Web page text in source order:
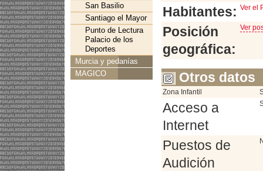
San Basilio
Santiago el Mayor
Punto de Lectura
Palacio de los
Deportes
Murcia y pedanías
MAGICO
Habitantes: Ver el
Posición
geográfica:
Ver
Otros datos
Zona Infantil
Acceso a
Internet
Puestos de
Audición